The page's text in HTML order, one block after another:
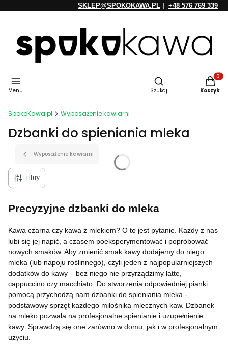
SKLEP@SPOKOKAWA.PL +48 576 769 339
Menu
Otwórz wyszukiwarkę
Szukaj Koszyk
SpokoKawa.pl Wyposażenie kawiarni
Dzbanki do spieniania mleka
Wyposażenie kawiarni
Filtry
Precyzyjne dzbanki do mleka
Kawa czarna czy kawa z mlekiem? O to jest pytanie. Każdy z nas
lubi się jej napić, a czasem poeksperymentować i popróbować
nowych smaków. Aby zmienić smak kawy dodajemy do niego
mleka (lub napoju roślinnego), czyli jeden z najpopularniejszych
dodatków do kawy – bez niego nie przyrządzimy latte,
cappuccino czy macchiato. Do stworzenia odpowiedniej pianki
pomocą przychodzą nam dzbanki do spieniania mleka -
podstawowy sprzęt każdego miłośnika mlecznych kaw. Dzbanek
na mleko pozwala na profesjonalne spienianie i uzupełnienie
kawy. Sprawdzą się one zarówno w domu, jak i w profesjonalnym
użyciu.